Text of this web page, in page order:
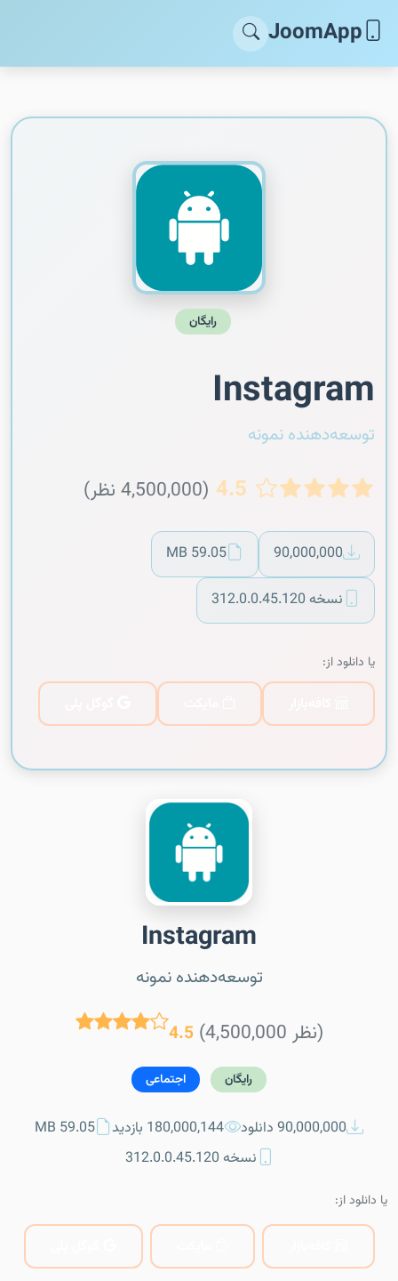
JoomApp
رایگان
Instagram
توسعه‌دهنده نمونه
4.5 (4,500,000 نظر)
90,000,000
59.05 MB
نسخه 312.0.0.45.120
یا دانلود از:
Instagram
توسعه‌دهنده نمونه
4.5 (4,500,000 نظر)
رایگان اجتماعی
90,000,000 دانلود 180,000,144 بازدید
59.05 MB
نسخه 312.0.0.45.120
یا دانلود از: